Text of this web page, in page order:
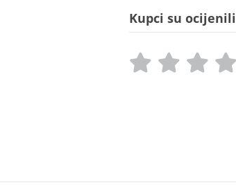
Kupci su ocijenili